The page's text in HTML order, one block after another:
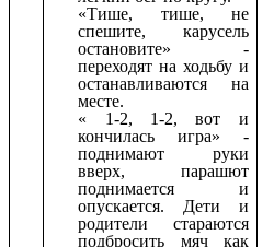
«Тише, тише, не
спешите, карусель
остановите» -
переходят на ходьбу и
останавливаются на
месте.
« 1-2, 1-2, вот и
кончилась игра» -
поднимают руки
вверх, парашют
поднимается и
опускается. Дети и
родители стараются
подбросить мяч как